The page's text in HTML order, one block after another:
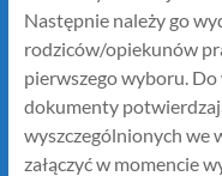
Następnie należy go
rodziców/opiekunów
pierwszego wyboru.
dokumenty
wyszczególnionych we
załączyć w momencie